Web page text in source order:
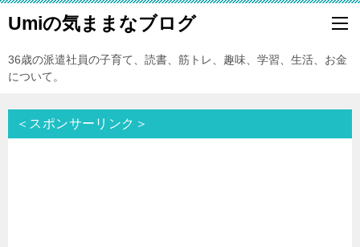
Umiの気ままなブログ
36歳の派遣社員の子育て、読書、筋トレ、趣味、学習、生活、お金
について。
＜スポンサーリンク＞